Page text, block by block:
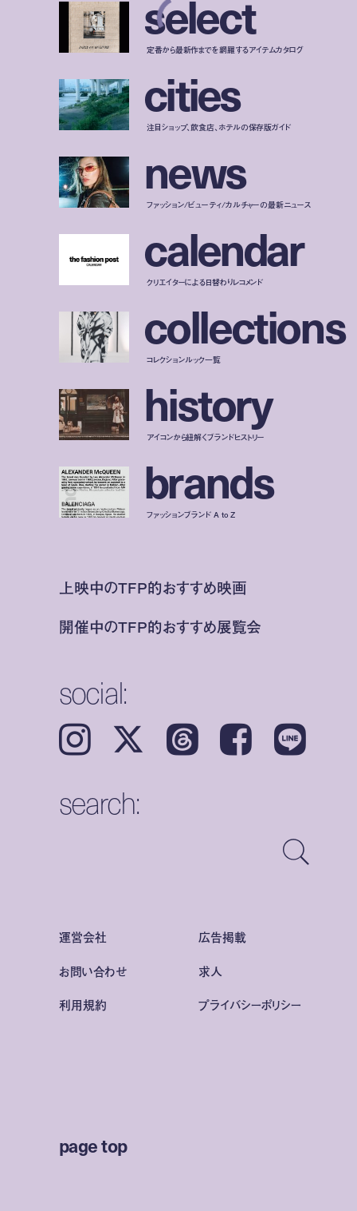
select
定番から最新作までを網羅するアイテムカタログ
cities
注目ショップ、飲食店、ホテルの保存版ガイド
news
ファッション/ビューティ/カルチャーの最新ニュース
calendar
クリエイターによる日替わりレコメンド
collections
コレクションルック一覧
history
アイコンから紐解くブランドヒストリー
brands
ファッションブランド A to Z
上映中のTFP的おすすめ映画
開催中のTFP的おすすめ展覧会
social:
Instagram 𝕏 Threads Facebook LINE
search:
運営会社
広告掲載
お問い合わせ
求人
利用規約
プライバシーポリシー
page top